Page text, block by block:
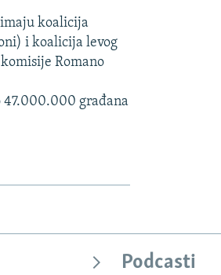
imaju koalicija
i koalicija levog
Romano
47.000.000 građana
Podcasti